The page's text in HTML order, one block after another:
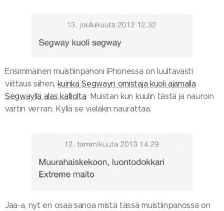
Ensimmäinen muistiinpanoni iPhonessa on luultavasti
viittaus siihen, kuinka Segwayn omistaja kuoli ajamalla
Segwayllä alas kalliolta. Muistan kun kuulin tästä ja nauroin
vartin verran. Kyllä se vieläkin naurattaa.
Jaa-a, nyt en osaa sanoa mistä tässä muistiinpanossa on